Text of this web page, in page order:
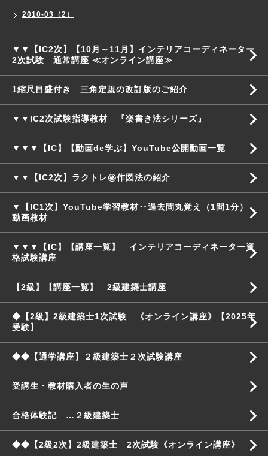
2010-03（2）
▼▼【IC2次】【10月～11月】インテリアコーディネーター
2次試験 通常講座 ≪オンライン講座≫
1縮尺目盛付き 三角定規の改訂版のご紹介
▼▼IC2次試験指導教材 『楽書き法シリーズ』
▼▼▼【IC】【動画de学ぶ】YouTube公開動画一覧
▼▼【IC2次】ラクトレ㊙作図法の紹介
▼【IC1次】YouTube学習教材‥過去問丸覚え（1問1分）
動画教材
▼▼▼【IC】【講座一覧】 インテリアコーディネーター資
格試験講座
【2級】【講座一覧】 2級建築士講座
◆【2級】2級建築士1次試験 《オンライン講座》【2025年
受験】
◆◆【通学講座】２級建築士２次試験講座
受講生・教材購入者の生の声
合格体験記 …２級建築士
◆◆【2級2次】2級建築士 2次試験《オンライン講座》